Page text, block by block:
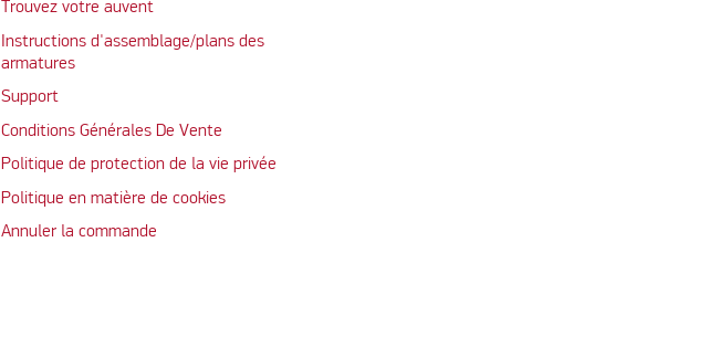
Trouvez votre auvent
Instructions d'assemblage/plans des
armatures
Support
Conditions Générales De Vente
Politique de protection de la vie privée
Politique en matière de cookies
Annuler la commande